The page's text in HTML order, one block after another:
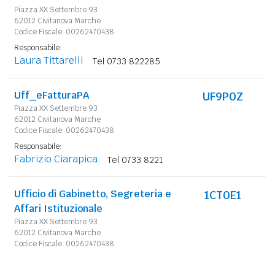
Piazza XX Settembre 93
62012 Civitanova Marche
Codice Fiscale: 00262470438
Responsabile:
Laura Tittarelli Tel 0733 822285
Uff_eFatturaPA
Piazza XX Settembre 93
62012 Civitanova Marche
Codice Fiscale: 00262470438
UF9P0Z
Responsabile:
Fabrizio Ciarapica Tel 0733 8221
Ufficio di Gabinetto, Segreteria e
Affari Istituzionale
Piazza XX Settembre 93
62012 Civitanova Marche
Codice Fiscale: 00262470438
1CT0E1